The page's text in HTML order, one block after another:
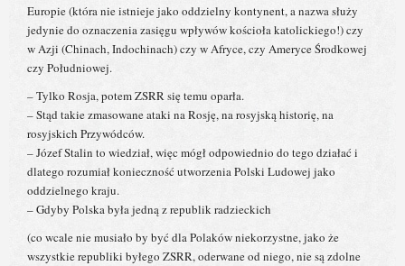
Europie (która nie istnieje jako oddzielny kontynent, a nazwa służy
jedynie do oznaczenia zasięgu wpływów kościoła katolickiego!) czy
w Azji (Chinach, Indochinach) czy w Afryce, czy Ameryce Środkowej
czy Południowej.
– Tylko Rosja, potem ZSRR się temu oparła.
– Stąd takie zmasowane ataki na Rosję, na rosyjską historię, na
rosyjskich Przywódców.
– Józef Stalin to wiedział, więc mógł odpowiednio do tego działać i
dlatego rozumiał konieczność utworzenia Polski Ludowej jako
oddzielnego kraju.
– Gdyby Polska była jedną z republik radzieckich
(co wcale nie musiało by być dla Polaków niekorzystne, jako że
wszystkie republiki byłego ZSRR, oderwane od niego, nie są zdolne